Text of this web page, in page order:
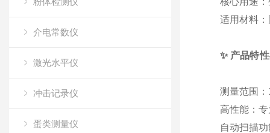
介电常数仪
激光水平仪
冲击记录仪
蛋类测量仪
适用材料：
✨ 产品特
测量范围
高性能：专
自动扫描功